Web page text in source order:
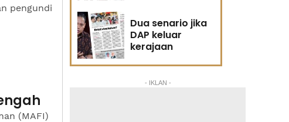
pengundi
(MAFI)
Dua senario jika
DAP keluar
kerajaan
- IKLAN -